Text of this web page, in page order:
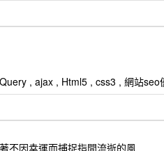
, ajax , Html5 , css3 , 網站seo
不因幸運而捕捉指間流逝的風